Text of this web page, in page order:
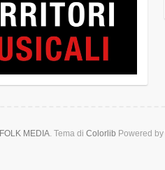
FOLK MEDIA. Tema di Colorlib Powered by